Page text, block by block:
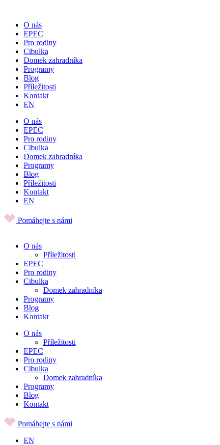
obsahuO nás
EPEC
Pro rodiny
Cibulka
Domek zahradníka
Programy
Blog
Příležitosti
Kontakt
EN
O nás
EPEC
Pro rodiny
Cibulka
Domek zahradníka
Programy
Blog
Příležitosti
Kontakt
EN
Pomáhejte s námi
O nás
Příležitosti
EPEC
Pro rodiny
Cibulka
Domek zahradníka
Programy
Blog
Kontakt
O nás
Příležitosti
EPEC
Pro rodiny
Cibulka
Domek zahradníka
Programy
Blog
Kontakt
Pomáhejte s námi
EN